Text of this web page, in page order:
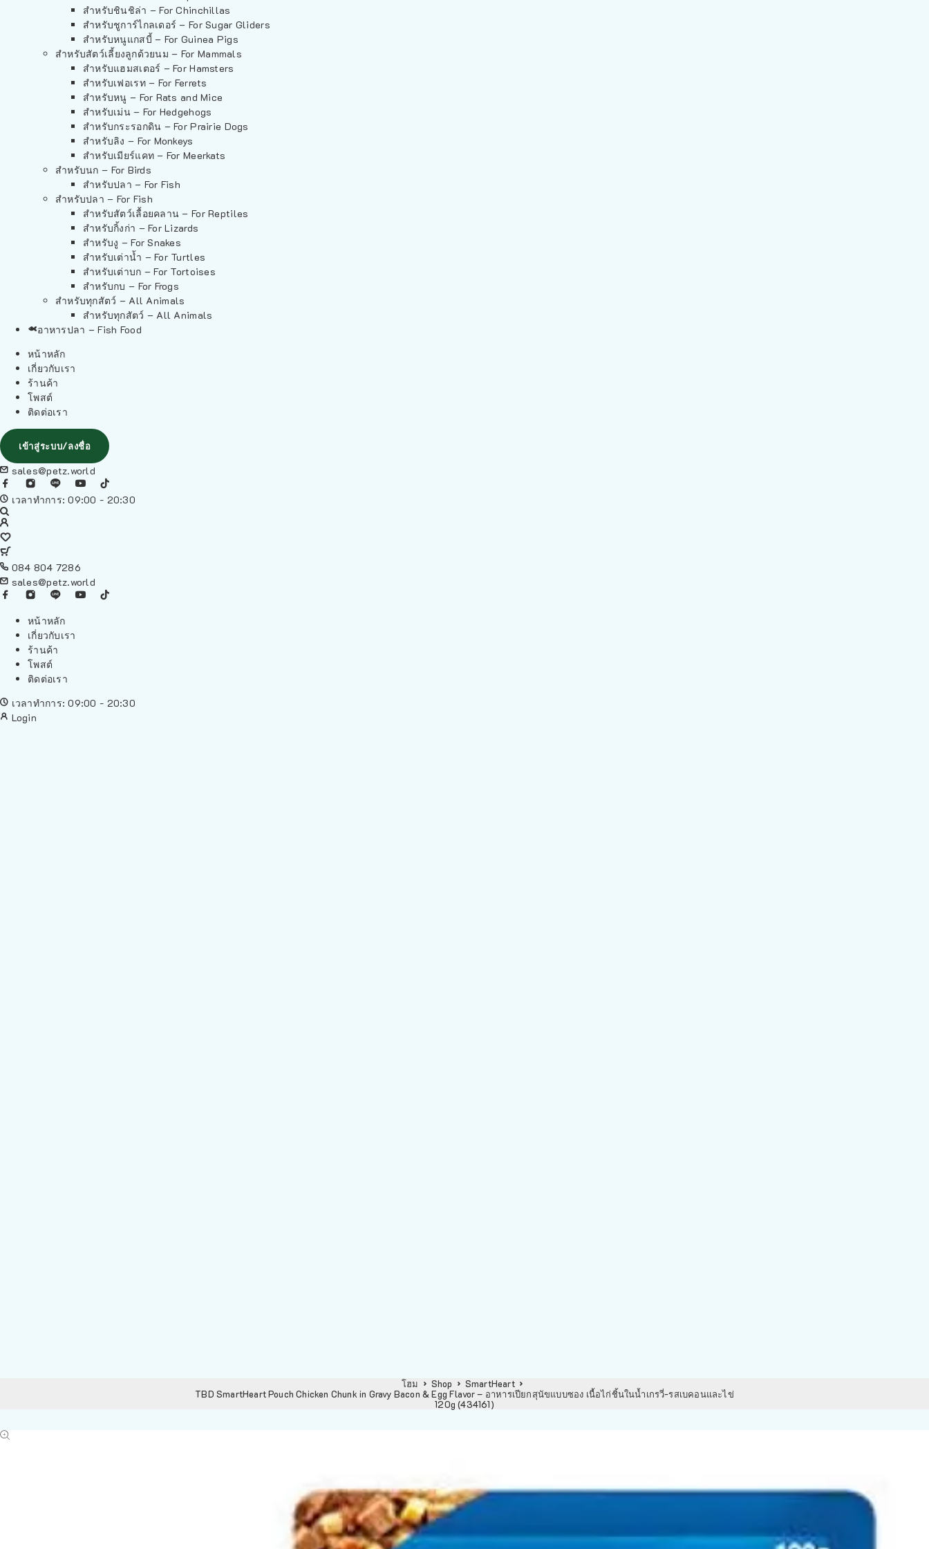
สำหรับชินชิล่า – For Chinchillas
สำหรับชูการ์ไกลเดอร์ – For Sugar Gliders
สำหรับหนูแกสบี้ – For Guinea Pigs
สำหรับสัตว์เลี้ยงลูกด้วยนม – For Mammals
สำหรับแฮมสเตอร์ – For Hamsters
สำหรับเฟอเรท – For Ferrets
สำหรับหนู – For Rats and Mice
สำหรับเม่น – For Hedgehogs
สำหรับกระรอกดิน – For Prairie Dogs
สำหรับลิง – For Monkeys
สำหรับเมียร์แคท – For Meerkats
สำหรับนก – For Birds
สำหรับปลา – For Fish
สำหรับปลา – For Fish
สำหรับสัตว์เลื้อยคลาน – For Reptiles
สำหรับกิ้งก่า – For Lizards
สำหรับงู – For Snakes
สำหรับเต่าน้ำ – For Turtles
สำหรับเต่าบก – For Tortoises
สำหรับกบ – For Frogs
สำหรับทุกสัตว์ – All Animals
สำหรับทุกสัตว์ – All Animals
อาหารปลา – Fish Food
หน้าหลัก
เกี่ยวกับเรา
ร้านค้า
โพสต์
ติดต่อเรา
เข้าสู่ระบบ/ลงชื่อ
sales@petz.world
เวลาทำการ: 09:00 - 20:30
084 804 7286
sales@petz.world
หน้าหลัก
เกี่ยวกับเรา
ร้านค้า
โพสต์
ติดต่อเรา
เวลาทำการ: 09:00 - 20:30
Login
โฮม Shop
SmartHeart
TBD SmartHeart Pouch Chicken Chunk in Gravy Bacon & Egg Flavor – อาหารเปียกสุนัขแบบซอง เนื้อไก่ชิ้นในน้ำเกรวี่-รสเบคอนและไข่
120g (434161)